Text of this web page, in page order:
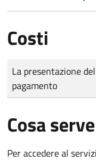
Costi
Tipo di pagamento
Importo
La presentazione
pagamento
Cosa serve
Per accedere al